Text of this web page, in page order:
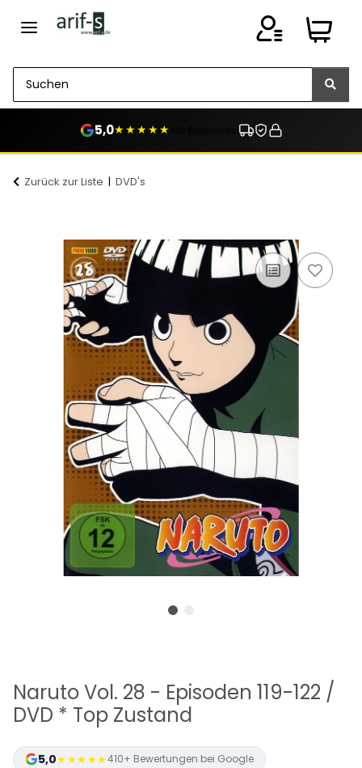
5,0★★★★★
Zurück zur Liste DVD's
Naruto Vol. 28 - Episoden 119-122 /
DVD * Top Zustand
5,0★★★★★410+ Bewertungen bei Google